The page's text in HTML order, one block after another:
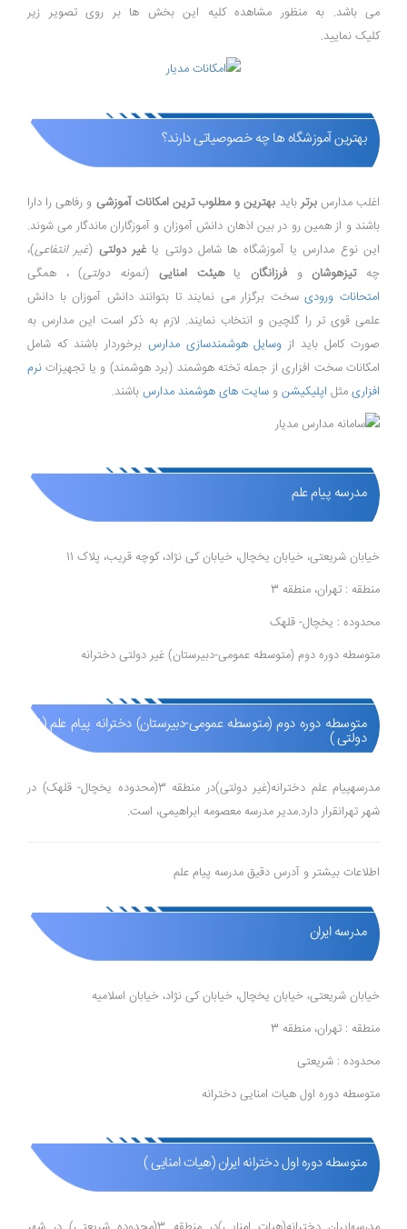
می باشد. به منظور مشاهده کلیه این بخش ها بر روی تصویر زیر
کلیک نمایید.
بهترین آموزشگاه ها چه خصوصیاتی دارند؟
اغلب مدارسبرتر باید بهترین و مطلوب ترین امکانات آموزشی و رفاهی را دارا
باشند و از همین رو در بین اذهان دانش آموزان و آموزگاران ماندگار می شوند.
این نوع مدارس یا آموزشگاه ها شامل دولتی یا غیر دولتی (غیر انتفاعی)،
چهتیزهوشانوفرزانگان یاهیئت امنایی (نمونه دولتی) ، همگی
امتحانات ورودیسخت برگزار می نمایند تا بتوانند دانش آموزان با دانش
علمی قوی تر را گلچین و انتخاب نمایند. لازم به ذکر است این مدارس به
صورت کامل باید از وسایل هوشمندسازی مدارس برخوردار باشند که شامل
امکانات سخت افزاری از جمله تخته هوشمند (برد هوشمند) و یا تجهیزات نرم
افزاری مثل اپلیکیشن و سایت های هوشمند مدارس باشند.
مدرسه پیام علم
خیابان شریعتی، خیابان یخچال، خیابان کی نژاد، کوچه قریب، پلاک 11
منطقه : تهران، منطقه 3
محدوده : یخچال- قلهک
متوسطه دوره دوم (متوسطه عمومی-دبیرستان) غیر دولتی دخترانه
متوسطه دوره دوم (متوسطه عمومی-دبیرستان) دخترانه پیام علم (غیر
دولتی )
مدرسهپیام علم دخترانه(غیر دولتی)در منطقه 3(محدوده یخچال- قلهک) در
شهر تهرانقرار دارد.مدیر مدرسه معصومه ابراهیمی، است.
اطلاعات بیشتر و آدرس دقیق مدرسه پیام علم
مدرسه ایران
خیابان شریعتی، خیابان یخچال، خیابان کی نژاد، خیابان اسلامیه
منطقه : تهران، منطقه 3
محدوده : شریعتی
متوسطه دوره اول هیات امنایی دخترانه
متوسطه دوره اول دخترانه ایران (هیات امنایی )